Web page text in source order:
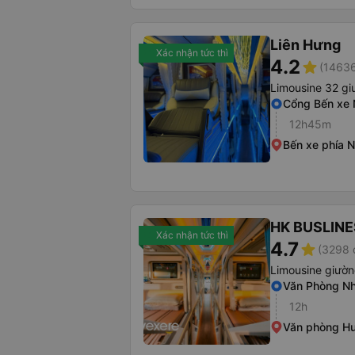
Xác nhận tức thì Liên Hưng
4.2star
Limousine 32
Cổng Bến xe
12h45m
Bến xe phía
Xác nhận tức thì HK
4.7star (3298
Limousine
Văn Phòng
12h
Văn phòng